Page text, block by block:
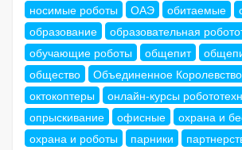
носимые роботы
ОАЭ обитаемые
образование
образовательная
обучающие роботы
общепит
общество
Объединенное Королевство
октокоптеры
онлайн-курсы
опрыскивание
офисные
охрана и
охрана и роботы
парники